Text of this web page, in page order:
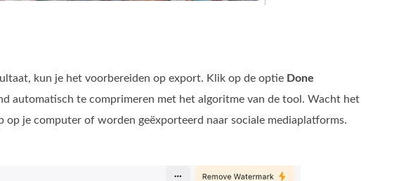
kun je het voorbereiden op export. Klik op de optie Done
automatisch te comprimeren met het algoritme van de tool. Wacht het
op je computer of worden geëxporteerd naar sociale mediaplatforms.